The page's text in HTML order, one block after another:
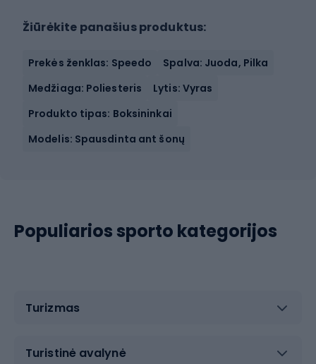
Žiūrėkite panašius produktus:
Prekės ženklas: Speedo
Spalva: Juoda, Pilka
Medžiaga: Poliesteris
Lytis: Vyras
Produkto tipas: Boksininkai
Modelis: Spausdinta ant šonų
Populiarios sporto kategorijos
Turizmas
Turistinė avalynė